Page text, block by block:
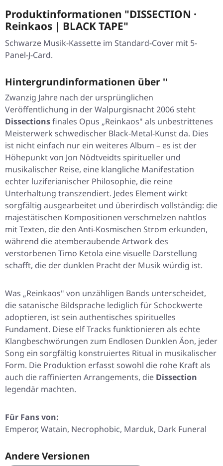
Produktinformationen "DISSECTION ·
Reinkaos | BLACK TAPE"
Schwarze Musik-Kassette im Standard-Cover mit 5-
Panel-J-Card.
Hintergrundinformationen über ''
Zwanzig Jahre nach der ursprünglichen
Veröffentlichung in der Walpurgisnacht 2006 steht
Dissectionsfinales Opus „Reinkaos" als unbestrittenes
Meisterwerk schwedischer Black-Metal-Kunst da. Dies
ist nicht einfach nur ein weiteres Album – es ist der
Höhepunkt von Jon Nödtveidts spiritueller und
musikalischer Reise, eine klangliche Manifestation
echter luziferianischer Philosophie, die reine
Unterhaltung transzendiert. Jedes Element wirkt
sorgfältig ausgearbeitet und überirdisch vollständig: die
majestätischen Kompositionen verschmelzen nahtlos
mit Texten, die den Anti-Kosmischen Strom erkunden,
während die atemberaubende Artwork des
verstorbenen Timo Ketola eine visuelle Darstellung
schafft, die der dunklen Pracht der Musik würdig ist.
Was „Reinkaos" von unzähligen Bands unterscheidet,
die satanische Bildsprache lediglich für Schockwerte
adoptieren, ist sein authentisches spirituelles
Fundament. Diese elf Tracks funktionieren als echte
Klangbeschwörungen zum Endlosen Dunklen Äon, jeder
Song ein sorgfältig konstruiertes Ritual in musikalischer
Form. Die Produktion erfasst sowohl die rohe Kraft als
auch die raffinierten Arrangements, die Dissection
legendär machten.
Für Fans von:
Emperor, Watain, Necrophobic, Marduk, Dark Funeral
Andere Versionen